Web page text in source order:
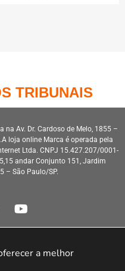
TRIBUNAIS
Av. Dr. Cardoso de Melo, 1855 –
loja online Marca é operada pela
Ltda. CNPJ 15.427.207/0001-
andar Conjunto 151, Jardim
– São Paulo/SP.
a melhor